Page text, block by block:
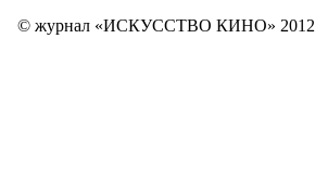
© журнал «ИСКУССТВО КИНО» 2012